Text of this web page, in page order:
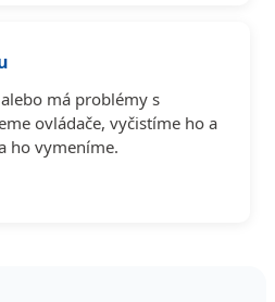
má problémy s
ovládače, vyčistíme ho a
ho vymeníme.